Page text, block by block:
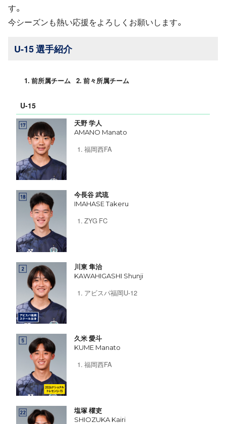
す。
今シーズンも熱い応援をよろしくお願いします。
U-15 選手紹介
前所属チーム 前々所属チーム
U-15
天野 学人
AMANO Manato
福岡西FA
今長谷 武琉
IMAHASE Takeru
ZYG FC
川東 隼治
KAWAHIGASHI Shunji
アビスパ福岡U-12
久米 愛斗
KUME Manato
福岡西FA
塩塚 櫂吏
SHIOZUKA Kairi